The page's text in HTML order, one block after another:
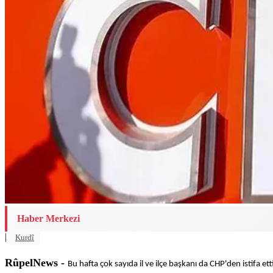
Haber Merkezi
|
Kurdî
RûpelNews - Bu hafta çok sayıda il ve ilçe başkanı da CHP'den istifa